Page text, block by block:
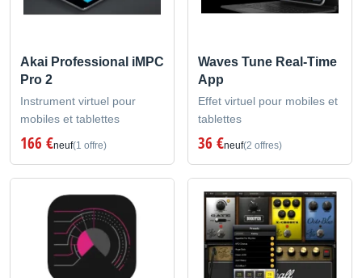
Akai Professional iMPC
Pro 2
Instrument virtuel pour
mobiles et tablettes
166 €neuf(1 offre)
Waves Tune Real-Time
App
Effet virtuel pour mobiles et
tablettes
36 €neuf(2 offres)